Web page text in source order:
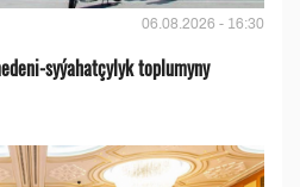
06.08.2026 - 16:30
syýahatçylyk toplumyny